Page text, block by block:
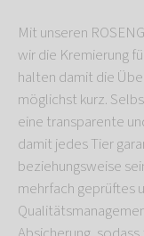
Mit unseren
wir die Kremierung
halten damit die
möglichst kurz.
eine transparente
damit jedes Tier
beziehungsweise
mehrfach geprüftes